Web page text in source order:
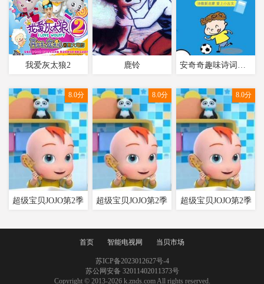
我爱灰太狼2 鹿铃
超级宝贝JOJO第2季
8.0分
超级宝贝JOJO第2季
8.0分
超级宝贝JOJO第2季
8.0分
首页 智能电视网 当贝市场
苏ICP备2023012627号-4
苏公网安备 32011402011373号
Copyright © 2013-2026 k.znds.com All rights reserved.